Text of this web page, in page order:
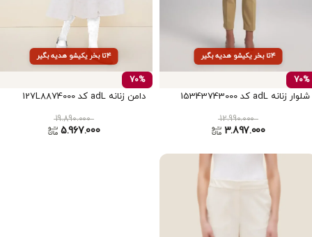
۴تا بخر یکیشو هدیه بگیر
70%
شلوار زنانه adL کد 15343743000
12.990.000
3.897.000
۴تا بخر یکیشو هدیه بگیر
70%
دامن زنانه adL کد 127L8874000
19.890.000
5.967.000